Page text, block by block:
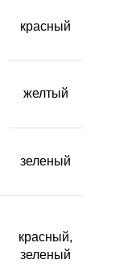
красный
желтый
зеленый
красный,
зеленый